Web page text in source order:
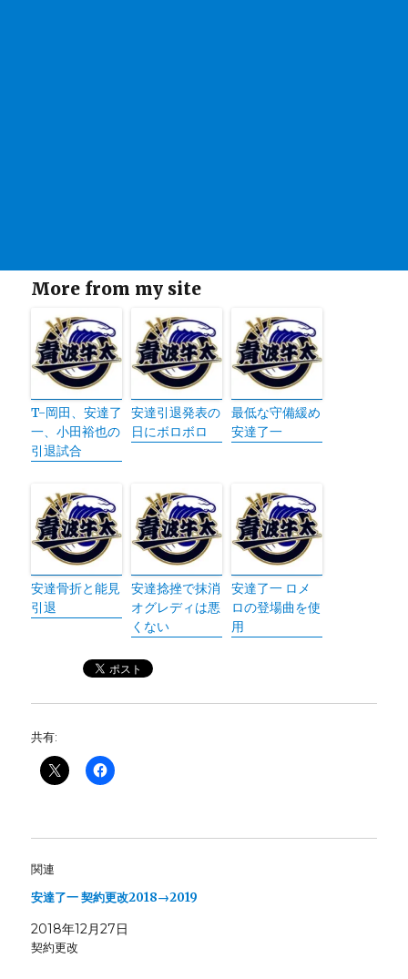
More from my site
T-岡田、安達了
一、小田裕也の
引退試合
安達引退発表の
日にボロボロ
最低な守備緩め
安達了一
安達骨折と能見
引退
安達捻挫で抹消
オグレディは悪
くない
安達了一 ロメ
ロの登場曲を使
用
共有:
関連
安達了一 契約更改2018→2019
2018年12月27日
契約更改